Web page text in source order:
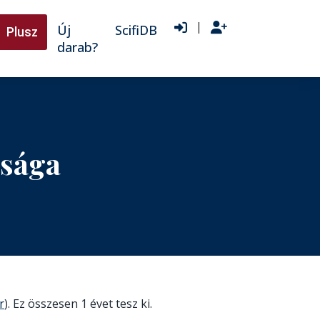
Plusz
Új
darab?
ScifiDB |
). Ez összesen 1 évet tesz ki.